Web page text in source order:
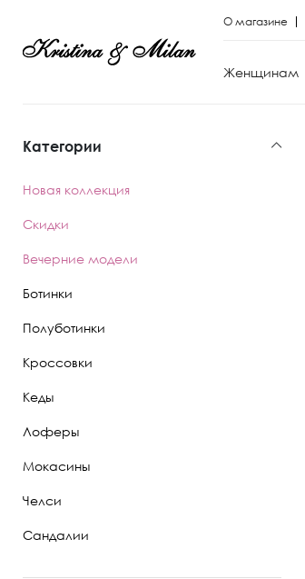
О магазине
Женщинам
Категории
Новая коллекция
Скидки
Вечерние модели
Ботинки
Полуботинки
Кроссовки
Кеды
Лоферы
Мокасины
Челси
Сандалии